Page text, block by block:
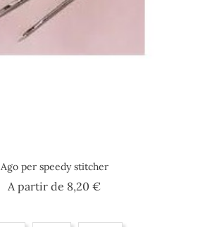
Ago per speedy stitcher
A partir de 8,20 €Prezzo